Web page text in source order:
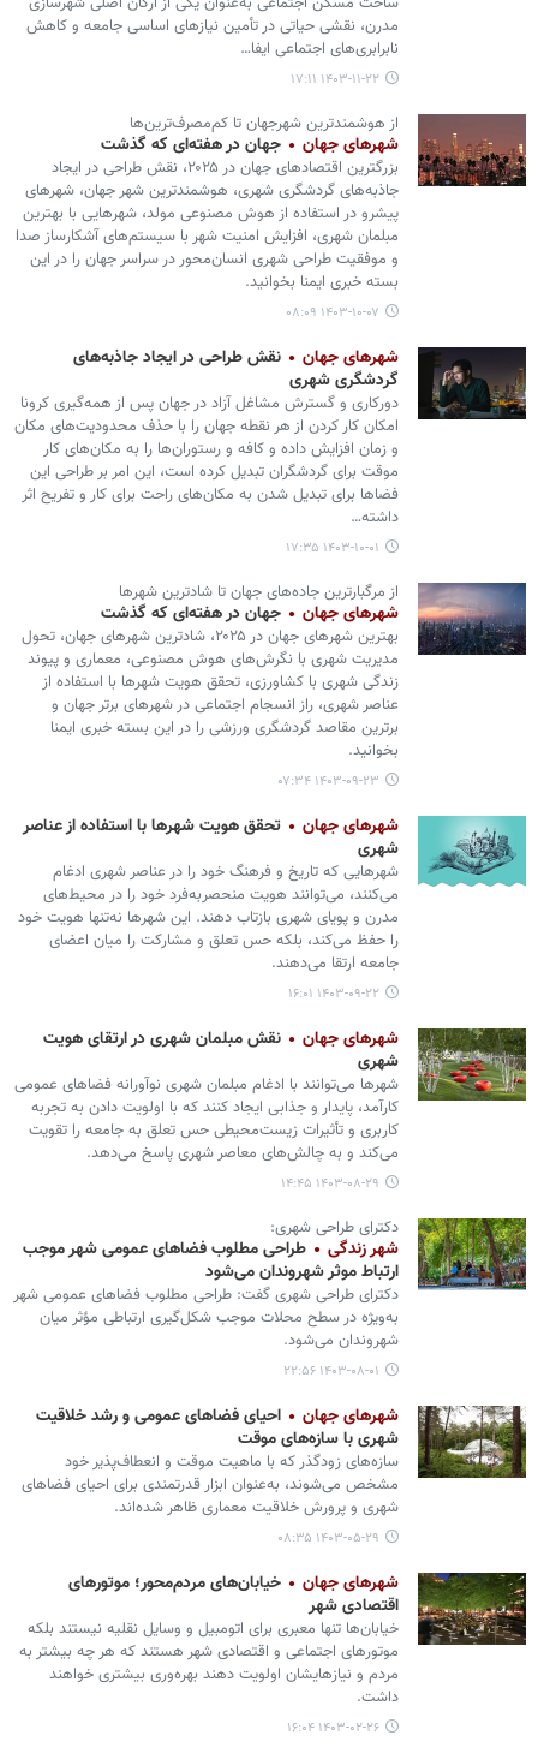
مدرن، نقشی حیاتی در تأمین نیازهای اساسی جامعه و کاهش
نابرابری‌های اجتماعی ایفا…
۱۴۰۳-۱۱-۲۲ ۱۷:۱۱
از هوشمندترین شهرجهان تا کم‌مصرف‌ترین‌ها
شهرهای جهان جهان در هفته‌ای که گذشت
بزرگترین اقتصادهای جهان در ۲۰۲۵، نقش طراحی در ایجاد
جاذبه‌های گردشگری شهری، هوشمندترین شهر جهان، شهرهای
پیشرو در استفاده از هوش مصنوعی مولد، شهرهایی با بهترین
مبلمان شهری، افزایش امنیت شهر با سیستم‌های آشکارساز صدا
و موفقیت طراحی شهری انسان‌محور در سراسر جهان را در این
بسته خبری ایمنا بخوانید.
۱۴۰۳-۱۰-۰۷ ۰۸:۰۹
شهرهای جهان
نقش طراحی در ایجاد جاذبه‌های
گردشگری شهری
دورکاری و گسترش مشاغل آزاد در جهان پس از همه‌گیری کرونا
امکان کار کردن از هر نقطه جهان را با حذف محدودیت‌های مکان
و زمان افزایش داده و کافه و رستوران‌ها را به مکان‌های کار
موقت برای گردشگران تبدیل کرده است، این امر بر طراحی این
فضاها برای تبدیل شدن به مکان‌های راحت برای کار و تفریح اثر
داشته…
۱۴۰۳-۱۰-۰۱ ۱۷:۳۵
از مرگبارترین جاده‌های جهان تا شادترین شهرها
شهرهای جهان جهان در هفته‌ای که گذشت
بهترین شهرهای جهان در ۲۰۲۵، شادترین شهرهای جهان، تحول
مدیریت شهری با نگرش‌های هوش مصنوعی، معماری و پیوند
زندگی شهری با کشاورزی، تحقق هویت شهرها با استفاده از
عناصر شهری، راز انسجام اجتماعی در شهرهای برتر جهان و
برترین مقاصد گردشگری ورزشی را در این بسته خبری ایمنا
بخوانید.
۱۴۰۳-۰۹-۲۳ ۰۷:۳۴
شهرهای جهان
تحقق هویت شهرها با استفاده از عناصر
شهری
شهرهایی که تاریخ و فرهنگ خود را در عناصر شهری ادغام
می‌کنند، می‌توانند هویت منحصربه‌فرد خود را در محیط‌های
مدرن و پویای شهری بازتاب دهند. این شهرها نه‌تنها هویت خود
را حفظ می‌کند، بلکه حس تعلق و مشارکت را میان اعضای
جامعه ارتقا می‌دهند.
۱۴۰۳-۰۹-۲۲ ۱۶:۰۱
شهرهای جهان
نقش مبلمان شهری در ارتقای هویت
شهری
شهرها می‌توانند با ادغام مبلمان شهری نوآورانه فضاهای عمومی
کارآمد، پایدار و جذابی ایجاد کنند که با اولویت دادن به تجربه
کاربری و تأثیرات زیست‌محیطی حس تعلق به جامعه را تقویت
می‌کند و به چالش‌های معاصر شهری پاسخ می‌دهد.
۱۴۰۳-۰۸-۲۹ ۱۴:۴۵
دکترای طراحی شهری:
شهر زندگی
طراحی مطلوب فضاهای عمومی شهر موجب
ارتباط موثر شهروندان می‌شود
دکترای طراحی شهری گفت: طراحی مطلوب فضاهای عمومی شهر
به‌ویژه در سطح محلات موجب شکل‌گیری ارتباطی مؤثر میان
شهروندان می‌شود.
۱۴۰۳-۰۸-۰۱ ۲۲:۵۶
شهرهای جهان
احیای فضاهای عمومی و رشد خلاقیت
شهری با سازه‌های موقت
سازه‌های زودگذر که با ماهیت موقت و انعطاف‌پذیر خود
مشخص می‌شوند، به‌عنوان ابزار قدرتمندی برای احیای فضاهای
شهری و پرورش خلاقیت معماری ظاهر شده‌اند.
۱۴۰۳-۰۵-۲۹ ۰۸:۳۵
شهرهای جهان
خیابان‌های مردم‌محور؛ موتورهای
اقتصادی شهر
خیابان‌ها تنها معبری برای اتومبیل و وسایل نقلیه نیستند بلکه
موتورهای اجتماعی و اقتصادی شهر هستند که هر چه بیشتر به
مردم و نیازهایشان اولویت دهند بهره‌وری بیشتری خواهند
داشت.
۱۴۰۳-۰۲-۲۶ ۱۶:۰۴